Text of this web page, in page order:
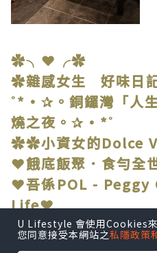
✿╮❤╭✿
✿雜感女生 好味日
˚*•✰。銅鑼灣「人
燒之夜。✰•*˚
✿✿小資女的Dolce
❤餓底飯聚．食勻全
❤吾係POL -
Life❤
U Lifestyle 會使用Cookies
您同意接受本網站之私隱政策